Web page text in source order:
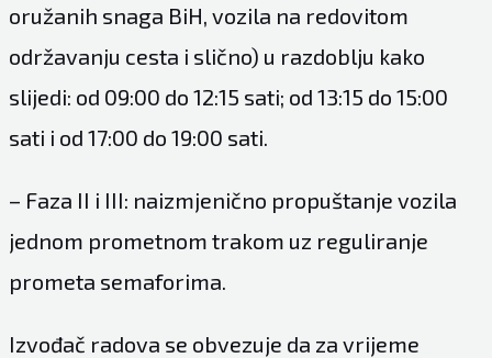
oružanih snaga BiH, vozila na redovitom
održavanju cesta i slično) u razdoblju kako
slijedi: od 09:00 do 12:15 sati; od 13:15 do 15:00
sati i od 17:00 do 19:00 sati.
– Faza II i III: naizmjenično propuštanje vozila
jednom prometnom trakom uz reguliranje
prometa semaforima.
Izvođač radova se obvezuje da za vrijeme